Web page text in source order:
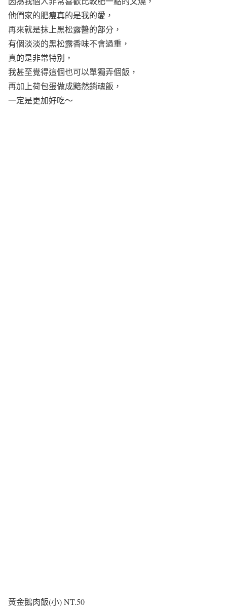
他們家的肥瘦真的是我的愛，
再來就是抹上黑松露醬的部分，
有個淡淡的黑松露香味不會過重，
真的是非常特別，
我甚至覺得這個也可以單獨弄個飯，
再加上荷包蛋做成黯然銷魂飯，
一定是更加好吃～
黃金鵝肉飯(小) NT.50